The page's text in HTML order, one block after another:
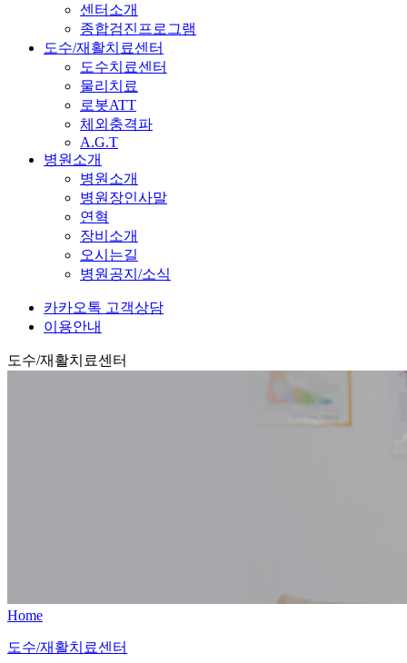
센터소개
종합검진프로그램
도수/재활치료센터
도수치료센터
물리치료
로봇ATT
체외충격파
A.G.T
병원소개
병원소개
병원장인사말
연혁
장비소개
오시는길
병원공지/소식
카카오톡 고객상담
이용안내
도수/재활치료센터
Home
도수/재활치료센터